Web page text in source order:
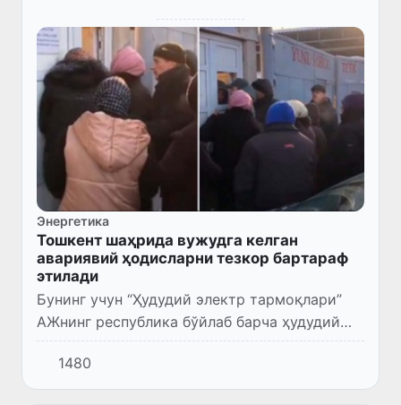
Энергетика
Тошкент шаҳрида вужудга келган
авариявий ҳодисларни тезкор бартараф
этилади
Бунинг учун “Ҳудудий электр тармоқлари”
АЖнинг республика бўйлаб барча ҳудудий
филиалларидан қўшимча кучлар сафарбар
этилган.
1480